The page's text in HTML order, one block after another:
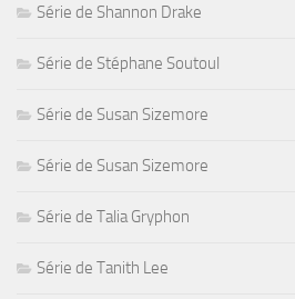
Série de Shannon Drake
Série de Stéphane Soutoul
Série de Susan Sizemore
Série de Susan Sizemore
Série de Talia Gryphon
Série de Tanith Lee